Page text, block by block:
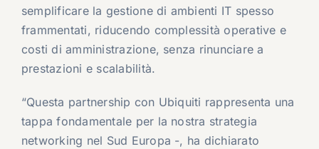
semplificare la gestione di ambienti IT spesso
frammentati, riducendo complessità operative e
costi di amministrazione, senza rinunciare a
prestazioni e scalabilità.
“Questa partnership con Ubiquiti rappresenta una
tappa fondamentale per la nostra strategia
networking nel Sud Europa -, ha dichiarato